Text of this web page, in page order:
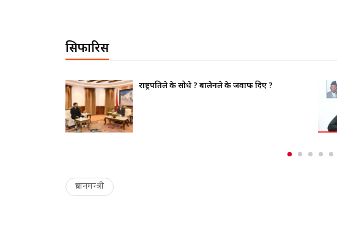
सिफारिस
भाइचारा खलबलाउने कुनै पनि क्रियाकलापप्रति सरकार
प्रधानमन्त्री